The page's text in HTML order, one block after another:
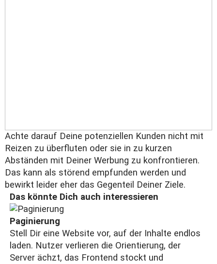
Achte darauf Deine potenziellen Kunden nicht mit
Reizen zu überfluten oder sie in zu kurzen
Abständen mit Deiner Werbung zu konfrontieren.
Das kann als störend empfunden werden und
bewirkt leider eher das Gegenteil Deiner Ziele.
Das könnte Dich auch interessieren
Paginierung
Stell Dir eine Website vor, auf der Inhalte endlos
laden. Nutzer verlieren die Orientierung, der
Server ächzt, das Frontend stockt und